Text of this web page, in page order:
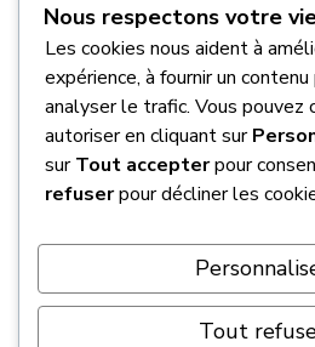
À PROPOS DE NOUS
NOUS CONTACTER
Nous respectons votre
Les cookies nous aident à
expérience, à fournir un
analyser le trafic. Vous pouvez
autoriser en cliquant sur
surTout accepterpour
refuserpour décliner les
Tout